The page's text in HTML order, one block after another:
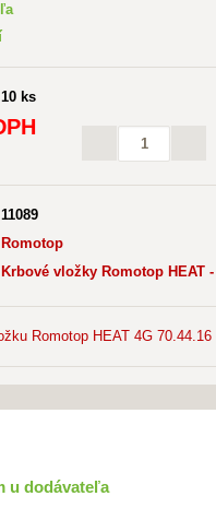
10 ks
11089
Romotop
Krbové vložky Romotop
Romotop HEAT 4G 70.44.16
u dodávateľa